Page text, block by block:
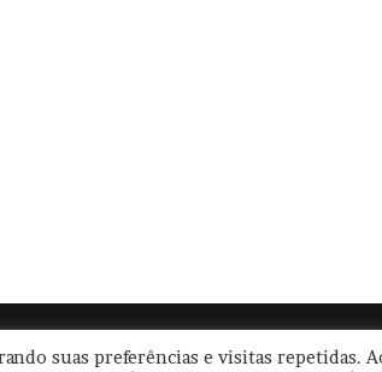
de Privacidade | CNPJ: 57.671.561/0001-30
suas preferências e visitas repetidas.